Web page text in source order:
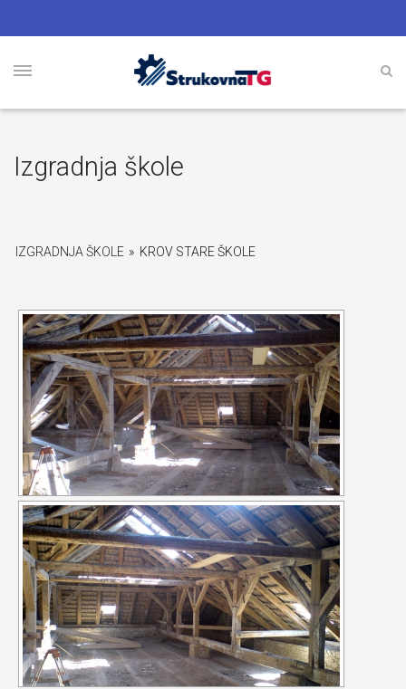
Izgradnja škole
IZGRADNJA ŠKOLE » KROV STARE ŠKOLE